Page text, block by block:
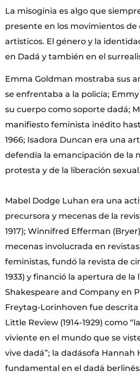
La misoginia es algo que
presente en los movimientos de
artísticos. El género y la
en Dadá y también en el
Emma Goldman mostraba sus
se enfrentaba a la policía;
su cuerpo como soporte dadá;
manifiesto feminista inédito
1966; Isadora Duncan era una
defendía la emancipación de la
protesta y de la liberación sexual.
Mabel Dodge Luhan era una
precursora y mecenas de la
1917); Winnifred Efferman
mecenas involucrada en
feministas, fundó la revista de
1933) y financió la apertura de la
Shakespeare and Company en
Freytag-Lorinhoven fue descrita
Little Review (1914-1929) como
viviente en el mundo que se
vive dadá”; la dadásofa Hannah
fundamental en el dadá